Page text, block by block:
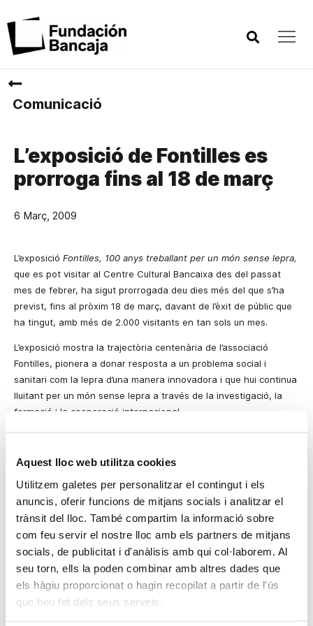
Aquest lloc web utilitza cookies
Utilitzem galetes per personalitzar el contingut i els
anuncis, oferir funcions de mitjans socials i analitzar el
trànsit del lloc. També compartim la informació sobre
com feu servir el nostre lloc amb els partners de mitjans
socials, de publicitat i d'anàlisis amb qui col·laborem. Al
seu torn, ells la poden combinar amb altres dades que
els hàgiu proporcionat o hagin recopilat a partir de l'ús
que heu fet dels seus serveis.
Comunicació
L’exposició de Fontilles es
prorroga fins al 18 de març
6 Març, 2009
L’exposició Fontilles, 100 anys treballant per un món sense lepra,
que es pot visitar al Centre Cultural Bancaixa des del passat
mes de febrer, ha sigut prorrogada deu dies més del que s’ha
previst, fins al pròxim 18 de març, davant de l’èxit de públic que
ha tingut, amb més de 2.000 visitants en tan sols un mes.
L’exposició mostra la trajectòria centenària de l’associació
Fontilles, pionera a donar resposta a un problema social i
sanitari com la lepra d’una manera innovadora i que hui continua
lluitant per un món sense lepra a través de la investigació, la
formació i la cooperació internacional.
Bancaixa, que, a més, cedeix les seues sales de València,
Castelló i Alacant. A part d’aquest patrocini, Fontilles ha comptat
amb la col·laboració de Colebega, ECISA, Fundació Generalitat
Valenciana-Iberdrola, Gaviota Simbac i Emilio Serratosa.
Al Centre Cultural Bancaixa, els dies 17 i 18 de març, l’exposició
tindrà un horari diferent: romandrà oberta només en horari de
matí (de 9:00 a 15:00 hores).
Fontilles és una associació sense ànim de lucre l’objectiu de la